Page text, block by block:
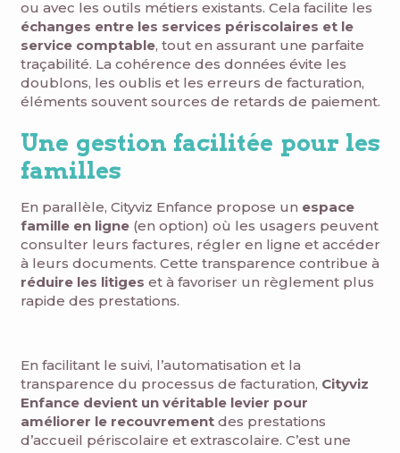
ou avec les outils métiers existants. Cela facilite les
échanges entre les services périscolaires et le
service comptable, tout en assurant une parfaite
traçabilité. La cohérence des données évite les
doublons, les oublis et les erreurs de facturation,
éléments souvent sources de retards de paiement.
Une gestion facilitée pour les
familles
En parallèle, Cityviz Enfance propose un espace
famille en ligne (en option) où les usagers peuvent
consulter leurs factures, régler en ligne et accéder
à leurs documents. Cette transparence contribue à
réduire les litiges et à favoriser un règlement plus
rapide des prestations.
En facilitant le suivi, l’automatisation et la
transparence du processus de facturation, Cityviz
Enfance devient un véritable levier pour
améliorer le recouvrement des prestations
d’accueil périscolaire et extrascolaire. C’est une